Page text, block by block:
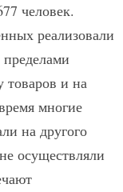
человек.
реализовали
товаров и на
многие
на другого
осуществляли